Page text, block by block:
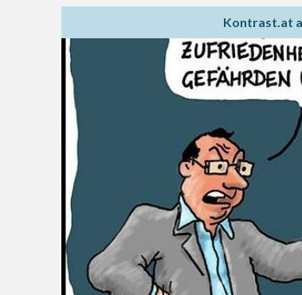
Kontrast.at